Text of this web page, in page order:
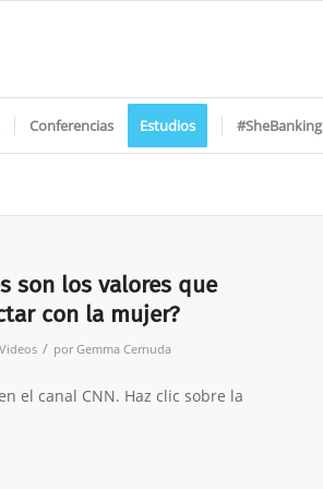
Conferencias Estudios #SheBanking
son los valores que
con la mujer?
Videos / porGemma Cernuda
el canal CNN. Haz clic sobre la